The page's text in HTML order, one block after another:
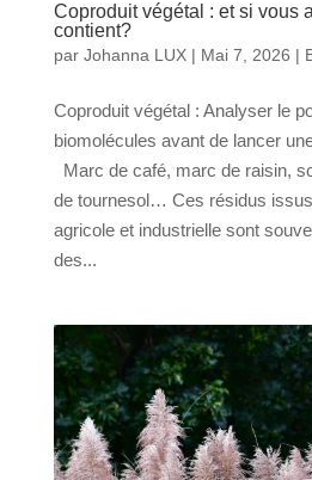
Coproduit végétal : et si vous
contient?
par Johanna LUX| Mai 7, 2026 |
Coproduit végétal : Analyser le
biomolécules avant de lancer
Marc de café, marc de raisin,
de tournesol… Ces résidus
agricole et industrielle sont
des...